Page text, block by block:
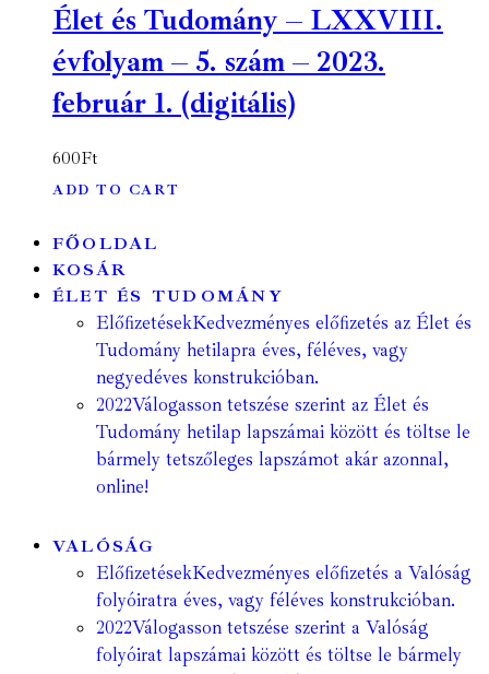
Élet és Tudomány – LXXVIII.
évfolyam – 5. szám – 2023.
február 1. (digitális)
600Ft
ADD TO CART
FŐOLDAL
KOSÁR
ÉLET ÉS TUDOMÁNY
ElőfizetésekKedvezményes előfizetés az Élet és
Tudomány hetilapra éves, féléves, vagy
negyedéves konstrukcióban.
2022Válogasson tetszése szerint az Élet és
Tudomány hetilap lapszámai között és töltse le
bármely tetszőleges lapszámot akár azonnal,
online!
VALÓSÁG
ElőfizetésekKedvezményes előfizetés a Valóság
folyóiratra éves, vagy féléves konstrukcióban.
2022Válogasson tetszése szerint a Valóság
folyóirat lapszámai között és töltse le bármely